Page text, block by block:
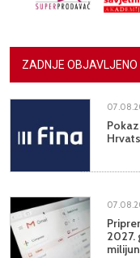
ZADNJE OBJAVLJENO
2027.